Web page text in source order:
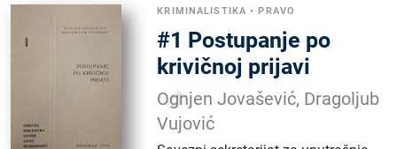
KRIMINALISTIKA •PRAVO
#1 Postupanje po
krivičnoj prijavi
Ognjen Jovašević, Dragoljub
Vujović